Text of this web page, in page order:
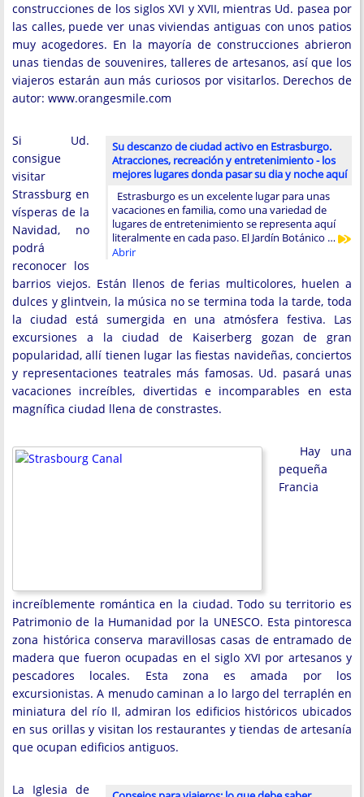
construcciones de los siglos XVI y XVII, mientras Ud. pasea por
las calles, puede ver unas viviendas antiguas con unos patios
muy acogedores. En la mayoría de construcciones abrieron
unas tiendas de souvenires, talleres de artesanos, así que los
viajeros estarán aun más curiosos por visitarlos. Derechos de
autor: www.orangesmile.com
Su descanzo de ciudad activo en Estrasburgo.
Atracciones, recreación y entretenimiento - los
mejores lugares donda pasar su dia y noche aquí
Estrasburgo es un excelente lugar para unas
vacaciones en familia, como una variedad de
lugares de entretenimiento se representa aquí
literalmente en cada paso. El Jardín Botánico …
Abrir
Si Ud.
consigue
visitar
Strassburg en
vísperas de la
Navidad, no
podrá
reconocer los
barrios viejos. Están llenos de ferias multicolores, huelen a
dulces y glintvein, la música no se termina toda la tarde, toda
la ciudad está sumergida en una atmósfera festiva. Las
excursiones a la ciudad de Kaiserberg gozan de gran
popularidad, allí tienen lugar las fiestas navideñas, conciertos
y representaciones teatrales más famosas. Ud. pasará unas
vacaciones increíbles, divertidas e incomparables en esta
magnífica ciudad llena de constrastes.
Hay una
pequeña
Francia
increíblemente romántica en la ciudad. Todo su territorio es
Patrimonio de la Humanidad por la UNESCO. Esta pintoresca
zona histórica conserva maravillosas casas de entramado de
madera que fueron ocupadas en el siglo XVI por artesanos y
pescadores locales. Esta zona es amada por los
excursionistas. A menudo caminan a lo largo del terraplén en
miniatura del río Il, admiran los edificios históricos ubicados
en sus orillas y visitan los restaurantes y tiendas de artesanía
que ocupan edificios antiguos.
La Iglesia de